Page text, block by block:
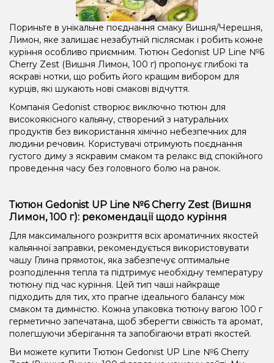
Пориньте в унікальне поєднання смаку Вишня/Черешня,
Лимон, яке залишає незабутній післясмак і робить кожне
куріння особливо приємним. Тютюн Gedonist UP Line №6
Cherry Zest (Вишня Лимон, 100 г) пропонує глибокі та
яскраві нотки, що робить його кращим вибором для
курців, які шукають нові смакові відчуття.
Компанія Gedonist створює виключно тютюн для
високоякісного кальяну, створений з натуральних
продуктів без використання хімічно небезпечних для
людини речовин. Користувачі отримують поєднання
густого диму з яскравим смаком та релакс від спокійного
проведення часу без головного болю на ранок.
Тютюн Gedonist UP Line №6 Cherry Zest (Вишня
Лимон, 100 г): рекомендації щодо куріння
Для максимального розкриття всіх ароматичних якостей
кальянної заправки, рекомендується використовувати
чашу Глина прямоток, яка забезпечує оптимальне
розподілення тепла та підтримує необхідну температуру
тютюну під час куріння. Цей тип чаші найкраще
підходить для тих, хто прагне ідеального балансу між
смаком та димністю. Кожна упаковка тютюну вагою 100 г
герметично запечатана, щоб зберегти свіжість та аромат,
полегшуючи зберігання та запобігаючи втраті якостей.
Ви можете купити Тютюн Gedonist UP Line №6 Cherry